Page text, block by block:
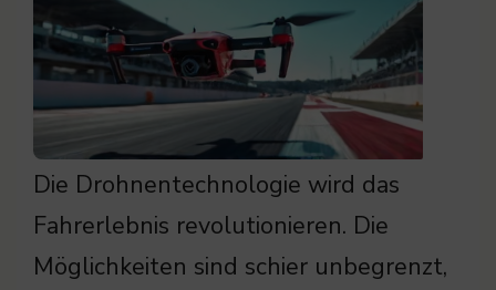
Die Drohnentechnologie wird das
Fahrerlebnis revolutionieren. Die
Möglichkeiten sind schier unbegrenzt,